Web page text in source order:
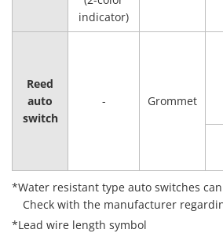
indicator)
Reed
auto
switch
- Grommet
*Water resistant type auto switches
Check with the manufacturer
*Lead wire length symbol